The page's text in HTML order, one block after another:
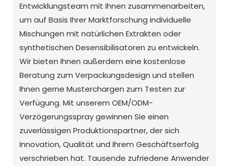
Entwicklungsteam mit Ihnen zusammenarbeiten,
um auf Basis Ihrer Marktforschung individuelle
Mischungen mit natürlichen Extrakten oder
synthetischen Desensibilisatoren zu entwickeln.
Wir bieten Ihnen außerdem eine kostenlose
Beratung zum Verpackungsdesign und stellen
Ihnen gerne Musterchargen zum Testen zur
Verfügung. Mit unserem OEM/ODM-
Verzögerungsspray gewinnen Sie einen
zuverlässigen Produktionspartner, der sich
Innovation, Qualität und Ihrem Geschäftserfolg
verschrieben hat. Tausende zufriedene Anwender